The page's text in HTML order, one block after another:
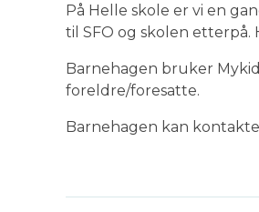
På Helle skole er vi en
til SFO og skolen etterpå.
Barnehagen bruker
foreldre/foresatte.
Barnehagen kan